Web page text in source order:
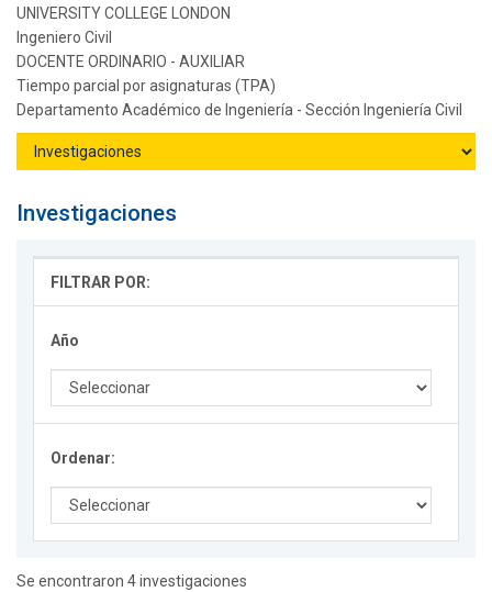
UNIVERSITY COLLEGE LONDON
Ingeniero Civil
DOCENTE ORDINARIO - AUXILIAR
Tiempo parcial por asignaturas (TPA)
Departamento Académico de Ingeniería - Sección Ingeniería Civil
Investigaciones
FILTRAR POR:
Año
Ordenar:
Se encontraron 4 investigaciones